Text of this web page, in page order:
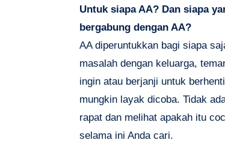
Untuk siapa AA? Dan siapa
bergabung dengan AA?
AA diperuntukkan bagi siapa
masalah dengan keluarga,
ingin atau berjanji untuk
mungkin layak dicoba. Tidak
rapat dan melihat apakah itu
selama ini Anda cari.